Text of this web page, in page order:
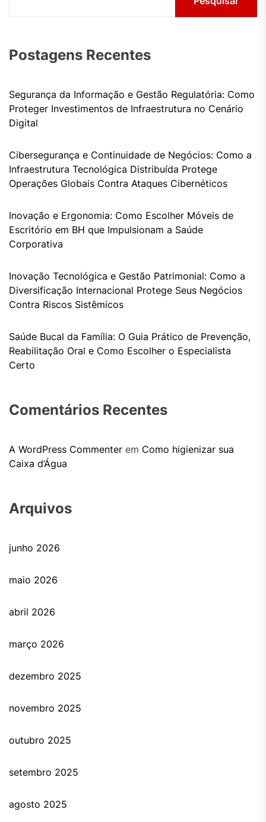
Postagens Recentes
Segurança da Informação e Gestão Regulatória: Como
Proteger Investimentos de Infraestrutura no Cenário
Digital
Cibersegurança e Continuidade de Negócios: Como a
Infraestrutura Tecnológica Distribuída Protege
Operações Globais Contra Ataques Cibernéticos
Inovação e Ergonomia: Como Escolher Móveis de
Escritório em BH que Impulsionam a Saúde
Corporativa
Inovação Tecnológica e Gestão Patrimonial: Como a
Diversificação Internacional Protege Seus Negócios
Contra Riscos Sistêmicos
Saúde Bucal da Família: O Guia Prático de Prevenção,
Reabilitação Oral e Como Escolher o Especialista
Certo
Comentários Recentes
A WordPress Commenter em Como higienizar sua
Caixa d’Água
Arquivos
junho 2026
maio 2026
abril 2026
março 2026
dezembro 2025
novembro 2025
outubro 2025
setembro 2025
agosto 2025